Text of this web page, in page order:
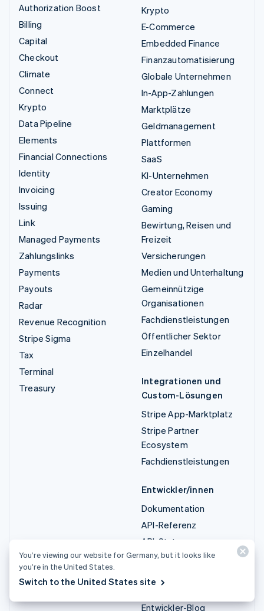
Authorization Boost
Billing
Capital
Checkout
Climate
Connect
Krypto
Data Pipeline
Elements
Financial Connections
Identity
Invoicing
Issuing
Link
Managed Payments
Zahlungslinks
Payments
Payouts
Radar
Revenue Recognition
Stripe Sigma
Tax
Terminal
Treasury
Krypto
E-Commerce
Embedded Finance
Finanzautomatisierung
Globale Unternehmen
In-App-Zahlungen
Marktplätze
Geldmanagement
Plattformen
SaaS
KI-Unternehmen
Creator Economy
Gaming
Bewirtung, Reisen und
Freizeit
Versicherungen
Medien und Unterhaltung
Gemeinnützige
Organisationen
Fachdienstleistungen
Öffentlicher Sektor
Einzelhandel
Integrationen und
Custom-Lösungen
Stripe App-Marktplatz
Stripe Partner
Ecosystem
Fachdienstleistungen
Entwickler/innen
Dokumentation
API-Referenz
API-Status
API-Änderungsprotokoll
Entwickler-Blog
You’re viewing our website for Germany, but it looks like
you’re in the United States.
Switch to the United States site